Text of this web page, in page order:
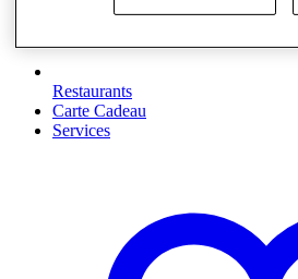
Restaurants
Carte Cadeau
Services